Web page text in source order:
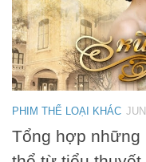
PHIM THỂ LOẠI KHÁC
Tổng hợp những